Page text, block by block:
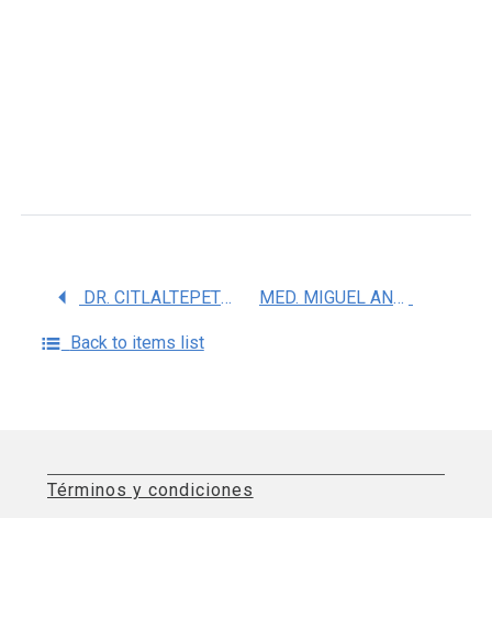
DR. CITLALTEPETL SALINAS LARA MED. MIGUEL ANGEL CELIS LOPEZ
Back to items list
Términos y condiciones